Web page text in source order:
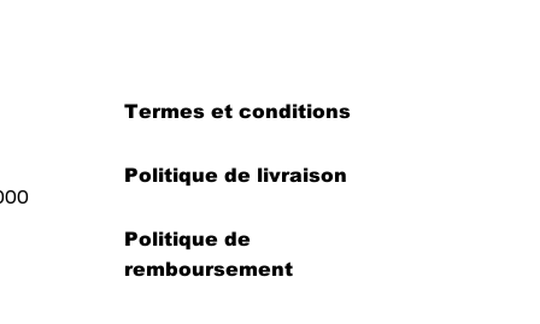
Termes et conditions
Politique de livraison
Politique de
remboursement